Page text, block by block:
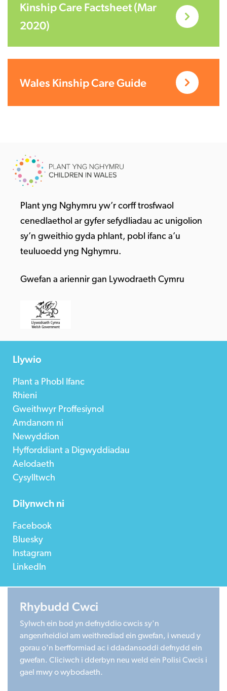
Kinship Care Factsheet (Mar
2020)
Wales Kinship Care Guide
Plant yng Nghymru yw’r corff trosfwaol
cenedlaethol ar gyfer sefydliadau ac unigolion
sy’n gweithio gyda phlant, pobl ifanc a’u
teuluoedd yng Nghymru.
Gwefan a ariennir gan Lywodraeth Cymru
Llywio
Plant a Phobl Ifanc
Rhieni
Gweithwyr Proffesiynol
Amdanom ni
Newyddion
Hyfforddiant a Digwyddiadau
Aelodaeth
Cysylltwch
Dilynwch ni
Facebook
Bluesky
Instagram
LinkedIn
©2026 Children in Wales
Registered Charity 1020313. Company limited by
guarantee 2805996.
Head office: Cardiff University Social Science Research
Park (SPARK), Cardiff, CF24 4HQ
Rhybudd Cwci
Sylwch ein bod yn defnyddio cwcis sy'n
angenrheidiol am weithrediad ein gwefan, i wneud y
gorau o'n berfformiad ac i ddadansoddi defnydd ein
gwefan. Cliciwch i dderbyn neu weld ein Polisi Cwcis i
gael mwy o wybodaeth.